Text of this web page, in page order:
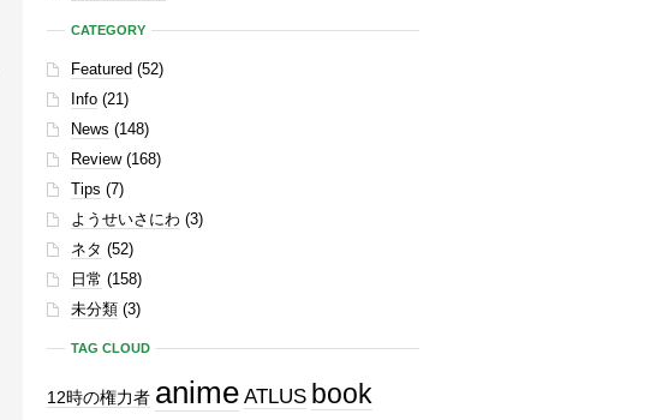
CATEGORY
Featured (52)
Info (21)
News (148)
Review(168)
Tips (7)
ようせいさにわ (3)
ネタ (52)
日常 (158)
未分類 (3)
TAG CLOUD
12時の権力者 anime ATLUS book